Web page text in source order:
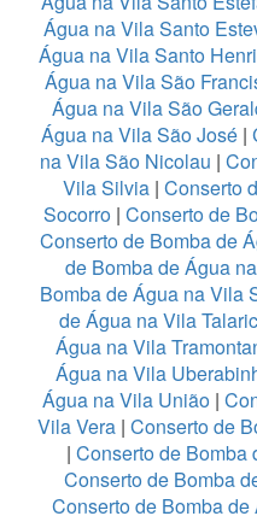
Água na Vila Santo
Água na Vila Santo
Água na Vila São
Água na Vila São
Água na Vila São José|
na Vila São Nicolau |
Vila Silvia | Conserto
Socorro| Conserto de
Conserto de Bomba de
de Bomba de Água
Bomba de Água na Vila
de Água na Vila
Água na Vila
Água na Vila
Água na Vila União|
Vila Vera | Conserto de
| Conserto de Bomba
Conserto de Bomba
Conserto de Bomba